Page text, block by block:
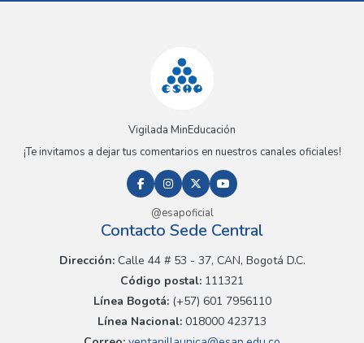
Vigilada MinEducación
¡Te invitamos a dejar tus comentarios en nuestros canales oficiales!
@esapoficial
Contacto Sede Central
Dirección:Calle 44 # 53 - 37, CAN, Bogotá D.C.
Código postal: 111321
Línea Bogotá:(+57) 601 7956110
Línea Nacional: 018000 423713